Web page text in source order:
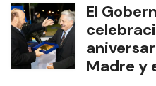
El
Madre y